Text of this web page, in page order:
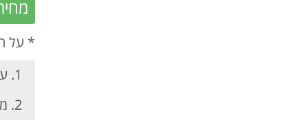
* על
עד 8
מ 9 ימים עד 12 יום – 1400 ₪.